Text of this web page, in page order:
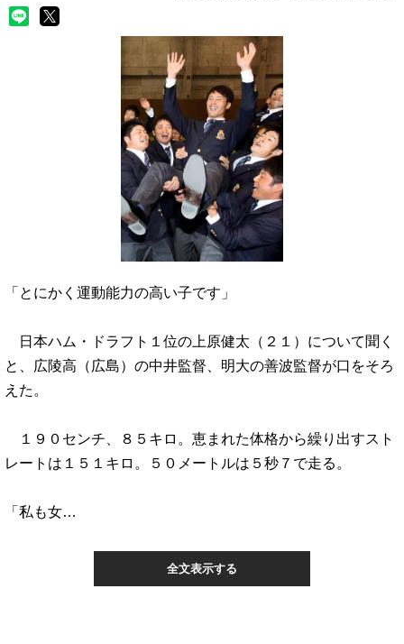
「とにかく運動能力の高い子です」
日本ハム・ドラフト１位の上原健太（２１）について聞く
と、広陵高（広島）の中井監督、明大の善波監督が口をそろ
えた。
１９０センチ、８５キロ。恵まれた体格から繰り出すスト
レートは１５１キロ。５０メートルは５秒７で走る。
「私も女…
全文表示する